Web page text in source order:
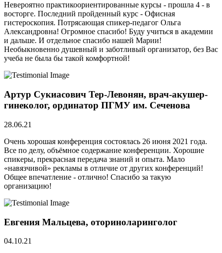
Невероятно практикоориентированные курсы - прошла 4 - в
восторге. Последний пройденный курс - Офисная
гистероскопия. Потрясающая спикер-педагог Ольга
Александровна! Огромное спасибо! Буду учиться в академии
и дальше. И отдельное спасибо нашей Марии!
Необыкновенно душевный и заботливый организатор, без Вас
учеба не была бы такой комфортной!
Артур Сукиасович Тер-Левонян, врач-акушер-
гинеколог, ординатор ПГМУ им. Сеченова
28.06.21
Очень хорошая конференция состоялась 26 июня 2021 года.
Все по делу, объёмное содержание конференции. Хорошие
спикеры, прекрасная передача знаний и опыта. Мало
«навязчивой» рекламы в отличие от других конференций!
Общее впечатление - отлично! Спасибо за такую
организацию!
Евгения Мальцева, оториноларинголог
04.10.21